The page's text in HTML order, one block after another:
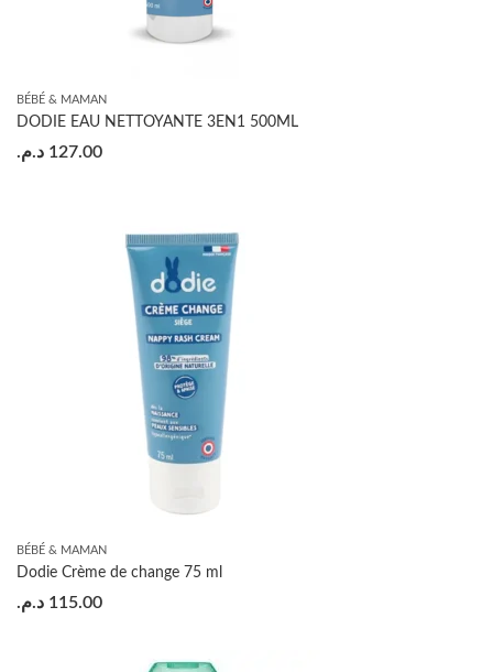
BÉBÉ & MAMAN
DODIE EAU NETTOYANTE 3EN1 500ML
127.00 د.م.
BÉBÉ & MAMAN
Dodie Crème de change 75 ml
115.00 د.م.